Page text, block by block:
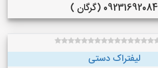
09231692084 (گرگان )
لیفتراک دستی